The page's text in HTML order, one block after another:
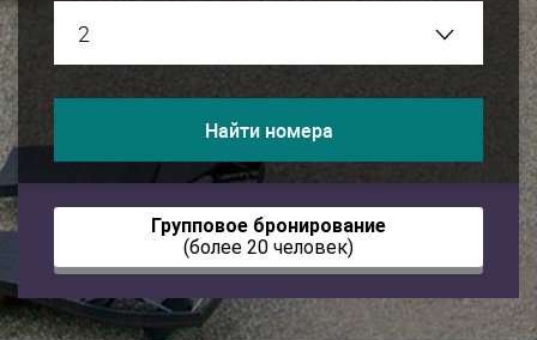
Найти номера
Групповое бронирование
(более 20 человек)